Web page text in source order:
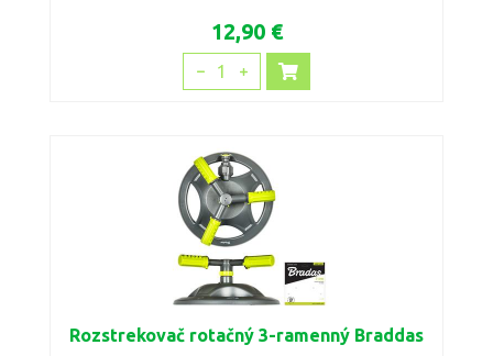
12,90 €
1
Rozstrekovač rotačný 3-ramenný Braddas